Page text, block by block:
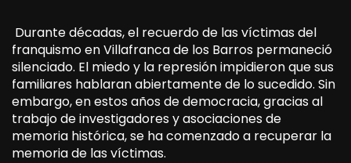
Durante décadas, el recuerdo de las víctimas del
franquismo en Villafranca de los Barros permaneció
silenciado. El miedo y la represión impidieron que sus
familiares hablaran abiertamente de lo sucedido. Sin
embargo, en estos años de democracia, gracias al
trabajo de investigadores y asociaciones de
memoria histórica, se ha comenzado a recuperar la
memoria de las víctimas.